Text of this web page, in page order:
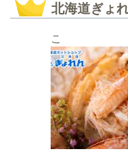
北海道ぎょ
こ